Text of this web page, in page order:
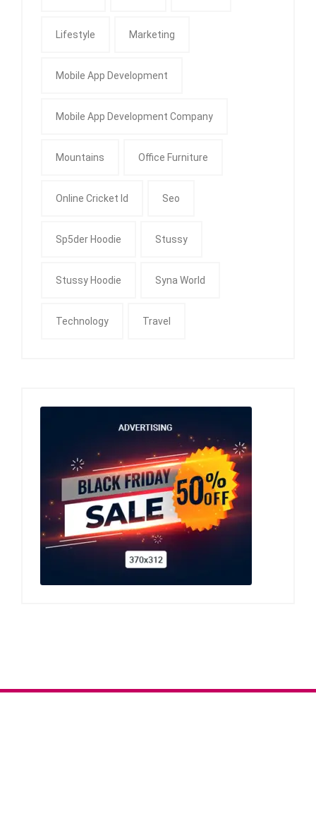
Lifestyle Marketing
Mobile App Development
Mobile App Development Company
Mountains Office Furniture
Online Cricket Id Seo
Sp5der Hoodie Stussy
Stussy Hoodie Syna World
Technology Travel